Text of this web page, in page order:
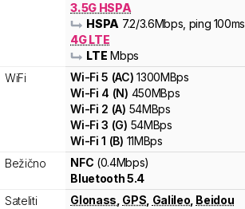
3.5G HSPA
HSPA 7.2/3.6Mbps , ping 100ms
4G LTE
LTE Mbps
WiFi
Wi-Fi5 (AC) 1300MBps
Wi-Fi 4 (N) 450MBps
Wi-Fi 2 (A) 54MBps
Wi-Fi3 (G) 54MBps
Wi-Fi1 (B) 11MBps
Bežično
NFC (0.4Mbps)
Bluetooth 5.4
Sateliti
Glonass GPS Galileo Beidou